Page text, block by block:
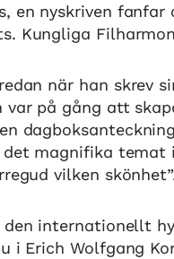
en nyskriven
Kungliga
när han skrev
var på gång att
magnifika temat
vilken
den internationellt
i Erich Wolfgang